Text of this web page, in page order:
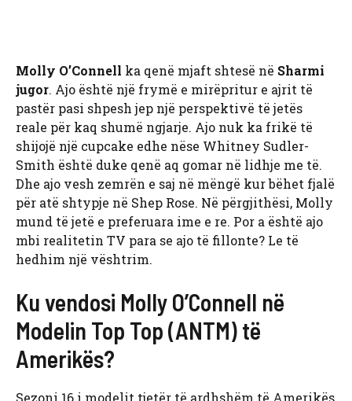
Molly O’Connell ka qenë mjaft shtesë në Sharmi
jugor. Ajo është një frymë e mirëpritur e ajrit të
pastër pasi shpesh jep një perspektivë të jetës
reale për kaq shumë ngjarje. Ajo nuk ka frikë të
shijojë një cupcake edhe nëse Whitney Sudler-
Smith është duke qenë aq gomar në lidhje me të.
Dhe ajo vesh zemrën e saj në mëngë kur bëhet fjalë
për atë shtypje në Shep Rose. Në përgjithësi, Molly
mund të jetë e preferuara ime e re. Por a është ajo
mbi realitetin TV para se ajo të fillonte? Le të
hedhim një vështrim.
Ku vendosi Molly O’Connell në
Modelin Top Top (ANTM) të
Amerikës?
Sezoni 16 i modelit tjetër të ardhshëm të Amerikës